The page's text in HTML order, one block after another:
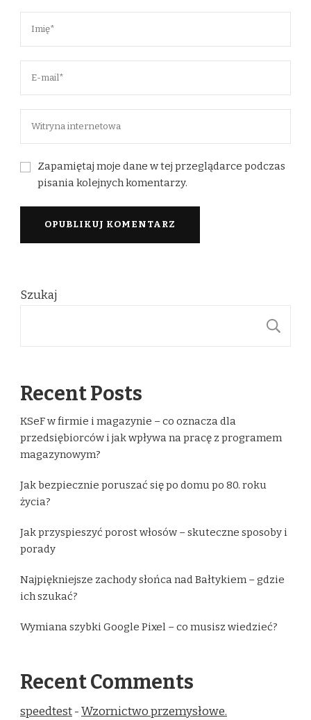
Zapamiętaj moje dane w tej przeglądarce podczas
pisania kolejnych komentarzy.
Szukaj
Recent Posts
KSeF w firmie i magazynie – co oznacza dla
przedsiębiorców i jak wpływa na pracę z programem
magazynowym?
Jak bezpiecznie poruszać się po domu po 80. roku
życia?
Jak przyspieszyć porost włosów – skuteczne sposoby i
porady
Najpiękniejsze zachody słońca nad Bałtykiem – gdzie
ich szukać?
Wymiana szybki Google Pixel – co musisz wiedzieć?
Recent Comments
speedtest-Wzornictwo przemysłowe.